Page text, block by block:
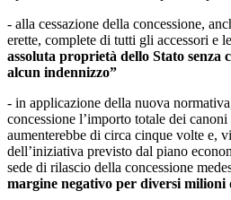
- alla cessazione della concessione,
erette, complete di tutti gli accessori e
assoluta proprietà dello Stato senza
alcun indennizzo”
- in applicazione della nuova
concessione l’importo totale dei
aumenterebbe di circa cinque volte e,
dell’iniziativa previsto dal piano
sede di rilascio della concessione
margine negativo per diversi milioni